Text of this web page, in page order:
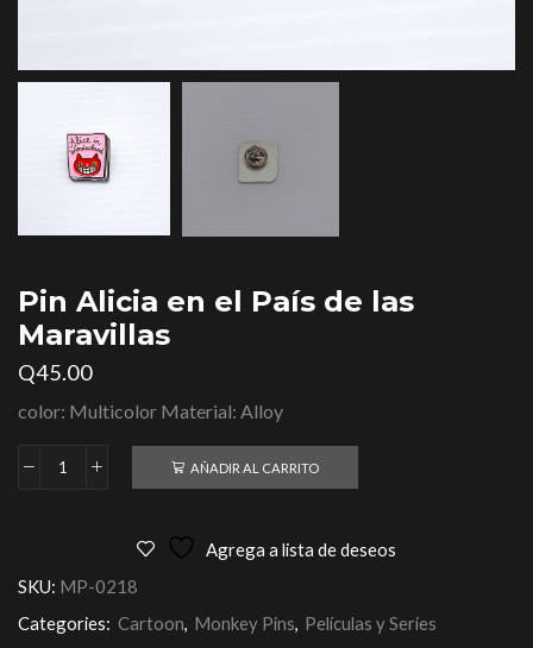
Pin Alicia en el País de las
Maravillas
Q45.00
color: Multicolor Material: Alloy
AÑADIR AL CARRITO
Agrega a lista de deseos
SKU: MP-0218
Categories: Cartoon, Monkey Pins, Películas y Series